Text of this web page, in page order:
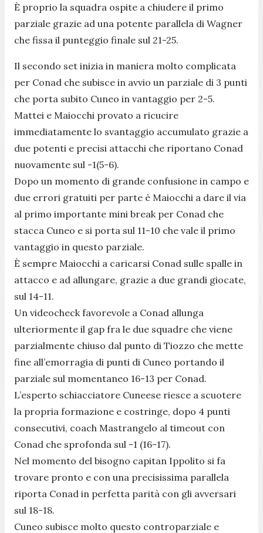
È proprio la squadra ospite a chiudere il primo
parziale grazie ad una potente parallela di Wagner
che fissa il punteggio finale sul 21-25.
Il secondo set inizia in maniera molto complicata
per Conad che subisce in avvio un parziale di 3 punti
che porta subito Cuneo in vantaggio per 2-5.
Mattei e Maiocchi provato a ricucire
immediatamente lo svantaggio accumulato grazie a
due potenti e precisi attacchi che riportano Conad
nuovamente sul -1(5-6).
Dopo un momento di grande confusione in campo e
due errori gratuiti per parte è Maiocchi a dare il via
al primo importante mini break per Conad che
stacca Cuneo e si porta sul 11-10 che vale il primo
vantaggio in questo parziale.
È sempre Maiocchi a caricarsi Conad sulle spalle in
attacco e ad allungare, grazie a due grandi giocate,
sul 14-11.
Un videocheck favorevole a Conad allunga
ulteriormente il gap fra le due squadre che viene
parzialmente chiuso dal punto di Tiozzo che mette
fine all’emorragia di punti di Cuneo portando il
parziale sul momentaneo 16-13 per Conad.
L’esperto schiacciatore Cuneese riesce a scuotere
la propria formazione e costringe, dopo 4 punti
consecutivi, coach Mastrangelo al timeout con
Conad che sprofonda sul -1 (16-17).
Nel momento del bisogno capitan Ippolito si fa
trovare pronto e con una precisissima parallela
riporta Conad in perfetta parità con gli avversari
sul 18-18.
Cuneo subisce molto questo controparziale e